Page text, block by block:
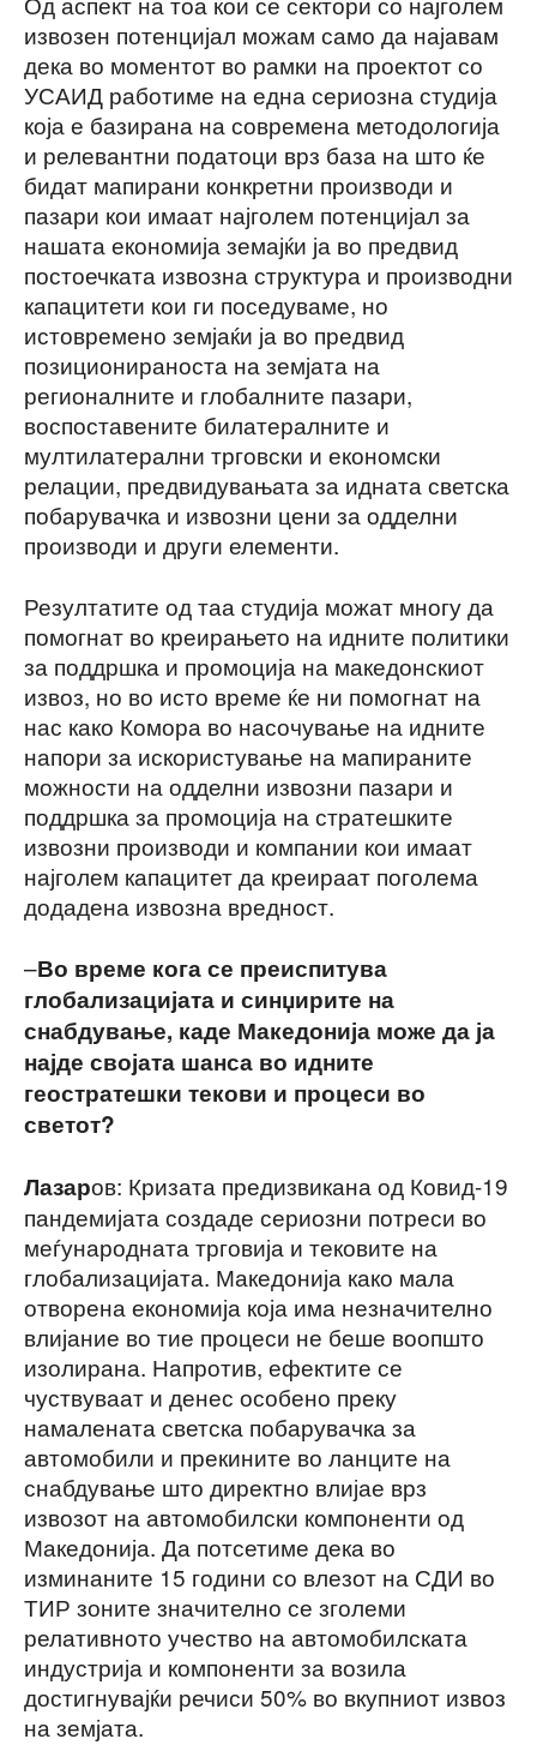
извозен потенцијал можам само да најавам
дека во моментот во рамки на проектот со
УСАИД работиме на една сериозна студија
која е базирана на современа методологија
и релевантни податоци врз база на што ќе
бидат мапирани конкретни производи и
пазари кои имаат најголем потенцијал за
нашата економија земајќи ја во предвид
постоечката извозна структура и производни
капацитети кои ги поседуваме, но
истовремено земјаќи ја во предвид
позиционираноста на земјата на
регионалните и глобалните пазари,
воспоставените билатералните и
мултилатерални трговски и економски
релации, предвидувањата за идната светска
побарувачка и извозни цени за одделни
производи и други елементи.
Резултатите од таа студија можат многу да
помогнат во креирањето на идните политики
за поддршка и промоција на македонскиот
извоз, но во исто време ќе ни помогнат на
нас како Комора во насочување на идните
напори за искористување на мапираните
можности на одделни извозни пазари и
поддршка за промоција на стратешките
извозни производи и компании кои имаат
најголем капацитет да креираат поголема
додадена извозна вредност.
–Во време кога се преиспитува
глобализацијата и синџирите на
снабдување, каде Македонија може да ја
најде својата шанса во идните
геостратешки текови и процеси во
светот?
Лазаров: Кризата предизвикана од Ковид-19
пандемијата создаде сериозни потреси во
меѓународната трговија и тековите на
глобализацијата. Македонија како мала
отворена економија која има незначително
влијание во тие процеси не беше воопшто
изолирана. Напротив, ефектите се
чуствуваат и денес особено преку
намалената светска побарувачка за
автомобили и прекините во ланците на
снабдување што директно влијае врз
извозот на автомобилски компоненти од
Македонија. Да потсетиме дека во
изминаните 15 години со влезот на СДИ во
ТИР зоните значително се зголеми
релативното учество на автомобилската
индустрија и компоненти за возила
достигнувајќи речиси 50% во вкупниот извоз
на земјата.